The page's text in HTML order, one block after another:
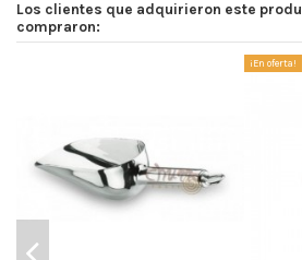
Los clientes que adquirieron este
compraron:
¡En oferta!